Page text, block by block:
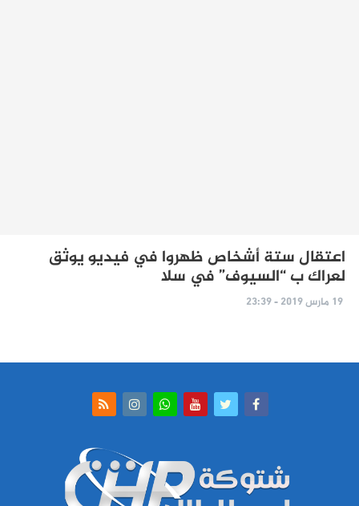
اعتقال ستة أشخاص ظهروا في فيديو يوثق
لعراك ب “السيوف” في سلا
19 مارس 2019 - 23:39